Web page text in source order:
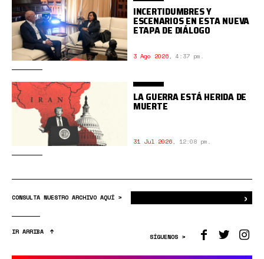
INCERTIDUMBRES Y
ESCENARIOS EN ESTA NUEVA
ETAPA DE DIÁLOGO
3 Ago 2026, 4:37 pm.
LA GUERRA ESTÁ HERIDA DE
MUERTE
31 Jul 2026, 12:08 pm.
CONSULTA NUESTRO ARCHIVO AQUÍ > ›
IR ARRIBA
SÍGUENOS >